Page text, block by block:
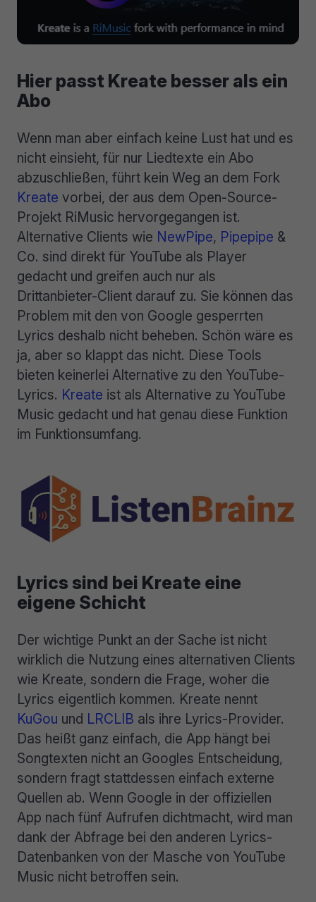
Hier passt Kreate besser als ein
Abo
Wenn man aber einfach keine Lust hat und es
nicht einsieht, für nur Liedtexte ein Abo
abzuschließen, führt kein Weg an dem Fork
Kreate vorbei, der aus dem Open-Source-
Projekt RiMusic hervorgegangen ist.
Alternative Clients wie NewPipe, Pipepipe &
Co. sind direkt für YouTube als Player
gedacht und greifen auch nur als
Drittanbieter-Client darauf zu. Sie können das
Problem mit den von Google gesperrten
Lyrics deshalb nicht beheben. Schön wäre es
ja, aber so klappt das nicht. Diese Tools
bieten keinerlei Alternative zu den YouTube-
Lyrics. Kreate ist als Alternative zu YouTube
Music gedacht und hat genau diese Funktion
im Funktionsumfang.
Lyrics sind bei Kreate eine
eigene Schicht
Der wichtige Punkt an der Sache ist nicht
wirklich die Nutzung eines alternativen Clients
wie Kreate, sondern die Frage, woher die
Lyrics eigentlich kommen. Kreate nennt
KuGou und LRCLIB als ihre Lyrics-Provider.
Das heißt ganz einfach, die App hängt bei
Songtexten nicht an Googles Entscheidung,
sondern fragt stattdessen einfach externe
Quellen ab. Wenn Google in der offiziellen
App nach fünf Aufrufen dichtmacht, wird man
dank der Abfrage bei den anderen Lyrics-
Datenbanken von der Masche von YouTube
Music nicht betroffen sein.